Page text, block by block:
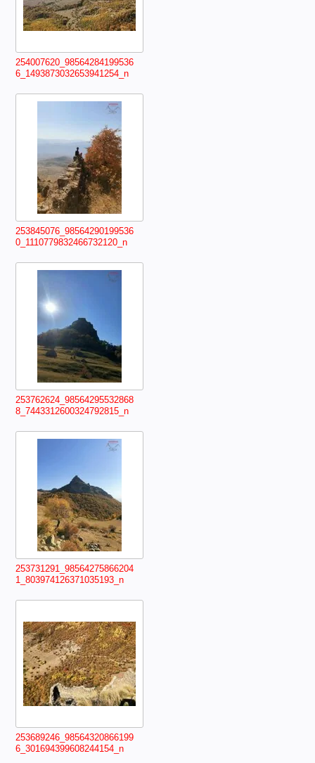
254007620_98564284199536
6_1493873032653941254_n
253845076_98564290199536
0_1110779832466732120_n
253762624_98564295532868
8_7443312600324792815_n
253731291_98564275866204
1_803974126371035193_n
253689246_98564320866199
6_301694399608244154_n